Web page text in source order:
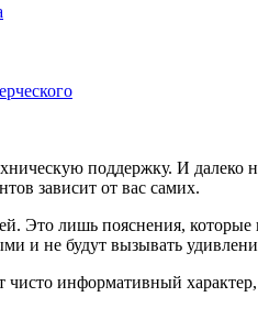
поддержку. И далеко
зависит от вас самих.
Это лишь пояснения,
и не будут вызывать
информативный